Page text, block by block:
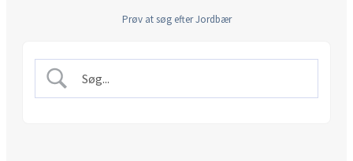
Prøv at søg efter Jordbær